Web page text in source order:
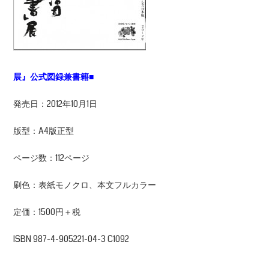
展』公式図録兼書籍■
発売日：2012年10月1日
版型：A4版正型
ページ数：112ページ
刷色：表紙モノクロ、本文フルカラー
定価：1500円＋税
ISBN 987-4-905221-04-3 C1092